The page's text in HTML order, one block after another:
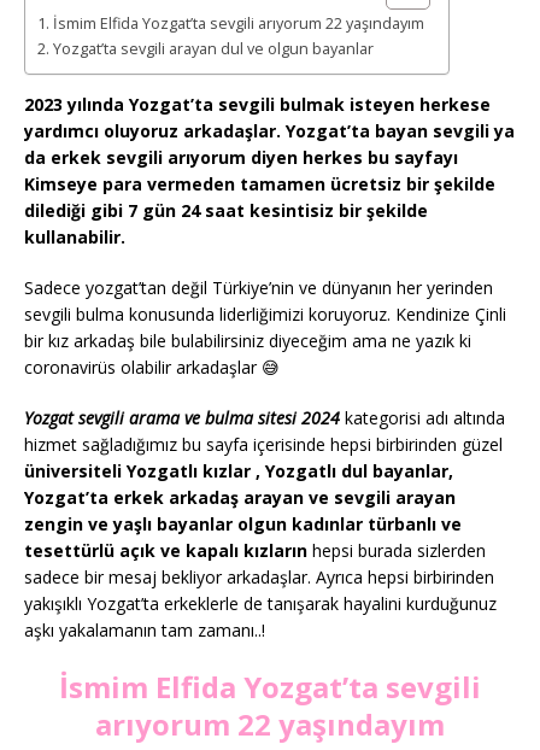
İsmim Elfida Yozgat’ta sevgili arıyorum 22 yaşındayım
Yozgat’ta sevgili arayan dul ve olgun bayanlar
2023 yılında Yozgat’ta sevgili bulmak isteyen herkese
yardımcı oluyoruz arkadaşlar. Yozgat’ta bayan sevgili ya
da erkek sevgili arıyorum diyen herkes bu sayfayı
Kimseye para vermeden tamamen ücretsiz bir şekilde
dilediği gibi 7 gün 24 saat kesintisiz bir şekilde
kullanabilir.
Sadece yozgat’tan değil Türkiye’nin ve dünyanın her yerinden
sevgili bulma konusunda liderliğimizi koruyoruz. Kendinize Çinli
bir kız arkadaş bile bulabilirsiniz diyeceğim ama ne yazık ki
coronavirüs olabilir arkadaşlar 😅
Yozgat sevgili arama ve bulma sitesi 2024 kategorisi adı altında
hizmet sağladığımız bu sayfa içerisinde hepsi birbirinden güzel
üniversiteli Yozgatlı kızlar , Yozgatlı dul bayanlar,
Yozgat’ta erkek arkadaş arayan ve sevgili arayan
zengin ve yaşlı bayanlar olgun kadınlar türbanlı ve
tesettürlü açık ve kapalı kızların hepsi burada sizlerden
sadece bir mesaj bekliyor arkadaşlar. Ayrıca hepsi birbirinden
yakışıklı Yozgat’ta erkeklerle de tanışarak hayalini kurduğunuz
aşkı yakalamanın tam zamanı..!
İsmim Elfida Yozgat’ta sevgili
arıyorum 22 yaşındayım